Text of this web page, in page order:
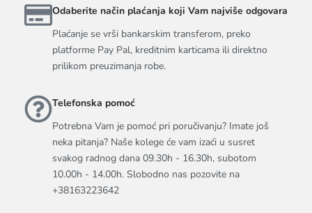
Odaberite način plaćanja koji Vam najviše odgovara
Plaćanje se vrši bankarskim transferom, preko
platforme Pay Pal, kreditnim karticama ili direktno
prilikom preuzimanja robe.
Telefonska pomoć
Potrebna Vam je pomoć pri poručivanju? Imate još
neka pitanja? Naše kolege će vam izaći u susret
svakog radnog dana 09.30h - 16.30h, subotom
10.00h - 14.00h. Slobodno nas pozovite na
+38163223642